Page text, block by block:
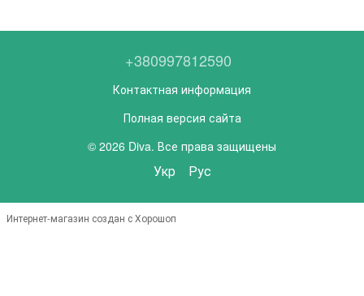
+380997812590
Контактная информация
Полная версия сайта
© 2026 Diva. Все права защищены
Укр Рус
Интернет-магазин создан с Хорошоп